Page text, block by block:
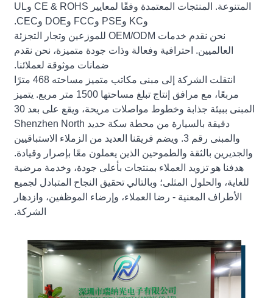
المتنوعة. المنتجات المعتمدة وفقًا لمعايير CE & ROHS وUL
وKC وPSE وFCC وDOE وCEC.
نحن نقدم خدمات OEM/ODM للموزعين وتجار التجزئة
العالميين. احترافية وفعالة وذات جودة متميزة، نحن نقدم
ضمانات موثوقة لعملائنا.
انتقلت الشركة إلى مبنى مكاتب متميز مساحته 468 مترًا
مربعًا، مع مرافق إنتاج تبلغ مساحتها 1500 متر مربع. يتميز
المبنى ببيئة جذابة وخطوط مواصلات مريحة، ويقع على بعد 30
دقيقة بالسيارة من محطة سكة حديد Shenzhen North
والمبنى رقم 3. ويضم فريقنا العديد من الزملاء الاستباقيين
والجديرين بالثقة والطموحين الذين يعملون معًا بإصرار وقيادة.
هدفنا هو تزويد العملاء بمنتجات بأعلى جودة، وخدمة مرضية
للغاية، والحلول المثلى؛ وبالتالي تحقيق النجاح المتبادل لجميع
الأطراف المعنية - رضا العملاء، وإرضاء الموظفين، وازدهار
الشركة.